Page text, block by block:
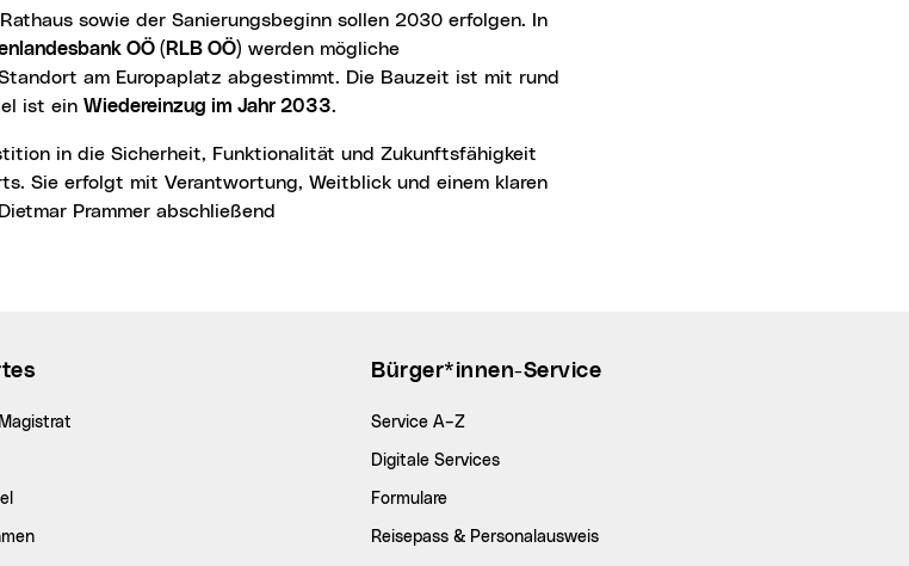
OÖ (RLB OÖ) werden mögliche
am Europaplatz abgestimmt. Die Bauzeit ist mit rund
ist ein Wiedereinzug im Jahr 2033.
Sie erfolgt mit Verantwortung, Weitblick und einem klaren
Prammer abschließend
Bürger*innen-Service
Service A–Z
Digitale Services
Formulare
Reisepass & Personalausweis